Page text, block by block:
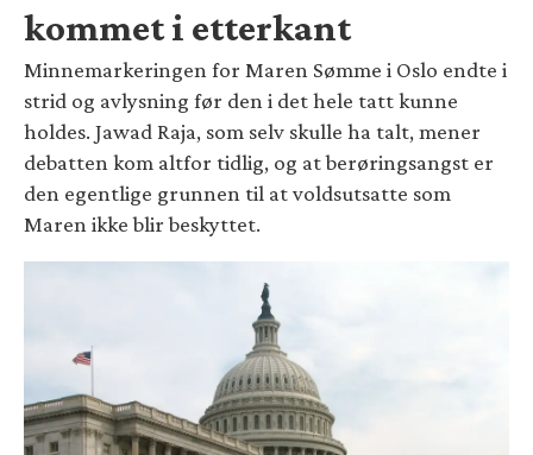
kommet i etterkant
Minnemarkeringen for Maren Sømme i Oslo endte i
strid og avlysning før den i det hele tatt kunne
holdes. Jawad Raja, som selv skulle ha talt, mener
debatten kom altfor tidlig, og at berøringsangst er
den egentlige grunnen til at voldsutsatte som
Maren ikke blir beskyttet.